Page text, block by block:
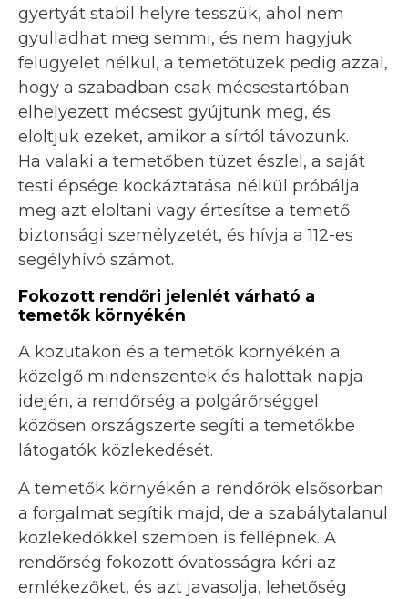
gyertyát stabil helyre tesszük, ahol nem
gyulladhat meg semmi, és nem hagyjuk
felügyelet nélkül, a temetőtüzek pedig azzal,
hogy a szabadban csak mécsestartóban
elhelyezett mécsest gyújtunk meg, és
eloltjuk ezeket, amikor a sírtól távozunk.
Ha valaki a temetőben tüzet észlel, a saját
testi épsége kockáztatása nélkül próbálja
meg azt eloltani vagy értesítse a temető
biztonsági személyzetét, és hívja a 112-es
segélyhívó számot.
Fokozott rendőri jelenlét várható a
temetők környékén
A közutakon és a temetők környékén a
közelgő mindenszentek és halottak napja
idején, a rendőrség a polgárőrséggel
közösen országszerte segíti a temetőkbe
látogatók közlekedését.
A temetők környékén a rendőrök elsősorban
a forgalmat segítik majd, de a szabálytalanul
közlekedőkkel szemben is fellépnek. A
rendőrség fokozott óvatosságra kéri az
emlékezőket, és azt javasolja, lehetőség